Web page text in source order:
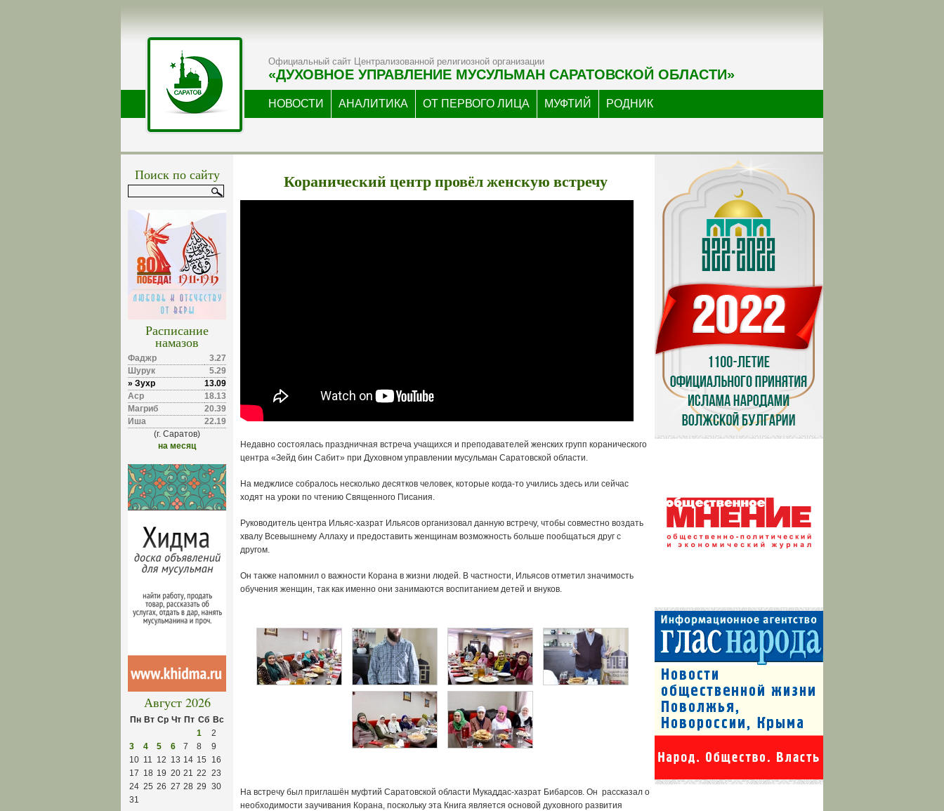
Официальный сайт Централизованной религиозной организации
«ДУХОВНОЕ УПРАВЛЕНИЕ МУСУЛЬМАН САРАТОВСКОЙ ОБЛАСТИ»
НОВОСТИ АНАЛИТИКА ОТ ПЕРВОГО ЛИЦА МУФТИЙ РОДНИК
Поиск по сайту
Расписание
намазов
Фаджр
3.27
Шурук
5.29
» Зухр
13.09
Аср
18.13
Магриб
20.39
Иша
22.19
(г. Саратов)
на месяц
Август 2026
Пн Вт Ср Чт Пт Сб Вс
1
2
3
4 5 6 7 8
9
10 11 12 13 14 15
16
17 18 19 20 21 22 23
24 25 26 27 28 29 30
31
Коранический центр провёл женскую встречу
Недавно состоялась праздничная встреча учащихся и преподавателей женских групп коранического
центра «Зейд бин Сабит» при Духовном управлении мусульман Саратовской области.
На меджлисе собралось несколько десятков человек, которые когда-то учились здесь или сейчас
ходят на уроки по чтению Священного Писания.
Руководитель центра Ильяс-хазрат Ильясов организовал данную встречу, чтобы совместно воздать
хвалу Всевышнему Аллаху и предоставить женщинам возможность больше пообщаться друг с
другом.
Он также напомнил о важности Корана в жизни людей. В частности, Ильясов отметил значимость
обучения женщин, так как именно они занимаются воспитанием детей и внуков.
На встречу был приглашён муфтий Саратовской области Мукаддас-хазрат Бибарсов. Он рассказал о
необходимости заучивания Корана, поскольку эта Книга является основой духовного развития